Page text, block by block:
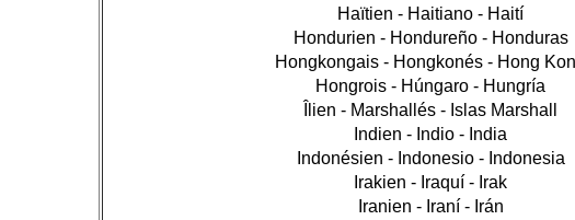
Haïtien - Haitiano - Haití
Hondurien - Hondureño - Honduras
Hongkongais - Hongkonés - Hong
Hongrois - Húngaro - Hungría
Îlien - Marshallés - Islas Marshall
Indien - Indio - India
Indonésien - Indonesio - Indonesia
Irakien - Iraquí - Irak
Iranien - Iraní - Irán